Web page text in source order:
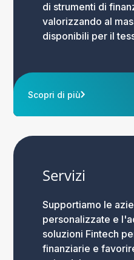
di strumenti di
valorizzando al
disponibili per il
Scopri di più
Servizi
Supportiamo le
personalizzate e
soluzioni Fintech
finanziarie e